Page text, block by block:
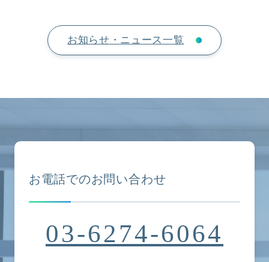
お知らせ・ニュース一覧
お電話でのお問い合わせ
03-6274-6064